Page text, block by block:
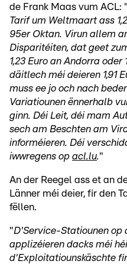
de Frank Maas vum ACL: "
Tarif um Weltmaart ass
95er Oktan. Virun allem
Disparitéiten, dat geet
1,23 Euro an Andorra oder
däitlech méi deieren 1,91
muss ee jo och nach
Variatiounen ënnerhalb
ginn. Déi Leit, déi mam
sech am Beschten am
informéieren. Déi
iwwregens op acl.lu."
An der Reegel ass et an
Länner méi deier, fir den
fëllen.
"D'Service-Statiounen op
applizéieren dacks méi
d'Exploitatiounskäschte